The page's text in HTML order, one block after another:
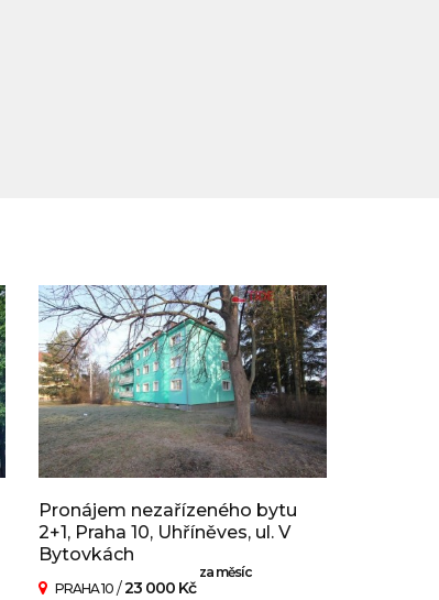
Pronájem nezařízeného bytu
2+1, Praha 10, Uhříněves, ul. V
Bytovkách
PRAHA 10/23 000 Kč
za měsíc